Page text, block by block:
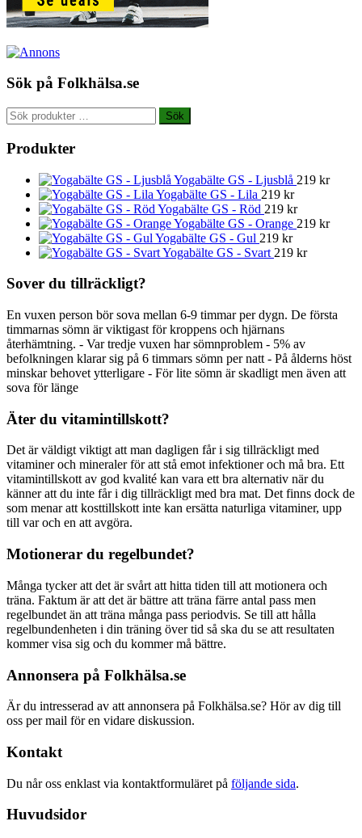
Sök på Folkhälsa.se
Sök
efter:
Sök
Produkter
Yogabälte GS - Ljusblå 219 kr
Yogabälte GS - Lila 219 kr
Yogabälte GS - Röd 219 kr
Yogabälte GS - Orange 219 kr
Yogabälte GS - Gul 219 kr
Yogabälte GS - Svart 219 kr
Sover du tillräckligt?
En vuxen person bör sova mellan 6-9 timmar per dygn. De första
timmarnas sömn är viktigast för kroppens och hjärnans
återhämtning. - Var tredje vuxen har sömnproblem - 5% av
befolkningen klarar sig på 6 timmars sömn per natt - På ålderns höst
minskar behovet ytterligare - För lite sömn är skadligt men även att
sova för länge
Äter du vitamintillskott?
Det är väldigt viktigt att man dagligen får i sig tillräckligt med
vitaminer och mineraler för att stå emot infektioner och må bra. Ett
vitamintillskott av god kvalité kan vara ett bra alternativ när du
känner att du inte får i dig tillräckligt med bra mat. Det finns dock de
som menar att kosttillskott inte kan ersätta naturliga vitaminer, upp
till var och en att avgöra.
Motionerar du regelbundet?
Många tycker att det är svårt att hitta tiden till att motionera och
träna. Faktum är att det är bättre att träna färre antal pass men
regelbundet än att träna många pass periodvis. Se till att hålla
regelbundenheten i din träning över tid så ska du se att resultaten
kommer visa sig och du kommer må bättre.
Annonsera på Folkhälsa.se
Är du intresserad av att annonsera på Folkhälsa.se? Hör av dig till
oss per mail för en vidare diskussion.
Kontakt
Du når oss enklast via kontaktformuläret på följande sida.
Huvudsidor